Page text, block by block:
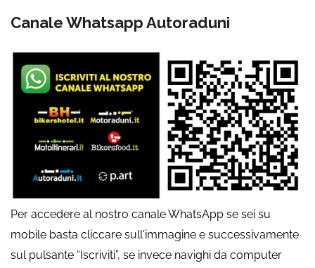
Canale Whatsapp Autoraduni
Per accedere al nostro canale WhatsApp se sei su
mobile basta cliccare sull'immagine e successivamente
sul pulsante “Iscriviti”, se invece navighi da computer